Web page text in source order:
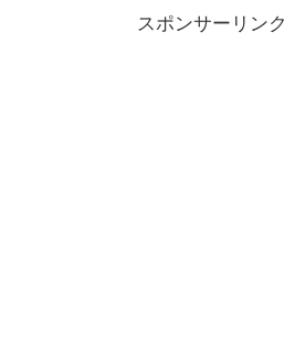
スポンサーリンク